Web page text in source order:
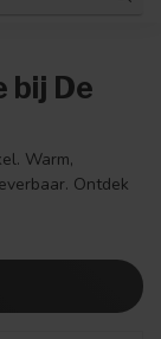
bij De
Warm,
Ontdek